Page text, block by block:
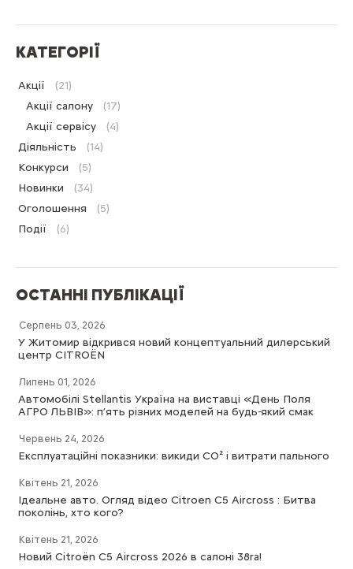
КАТЕГОРІЇ
Акції
(21)
Акції салону
(17)
Акції сервісу
(4)
Діяльність
(14)
Конкурси
(5)
Новинки
(34)
Оголошення
(5)
Події
(6)
ОСТАННІ ПУБЛІКАЦІЇ
Серпень 03, 2026
У Житомир відкрився новий концептуальний дилерський
центр CITROËN
Липень 01, 2026
Автомобілі Stellantis Україна на виставці «День Поля
АГРО ЛЬВІВ»: п’ять різних моделей на будь-який смак
Червень 24, 2026
Експлуатаційні показники: викиди СО² і витрати пального
Квітень 21, 2026
Ідеальне авто. Огляд відео Citroen C5 Aircross : Битва
поколінь, хто кого?
Квітень 21, 2026
Новий Citroën C5 Aircross 2026 в салоні 38ra!